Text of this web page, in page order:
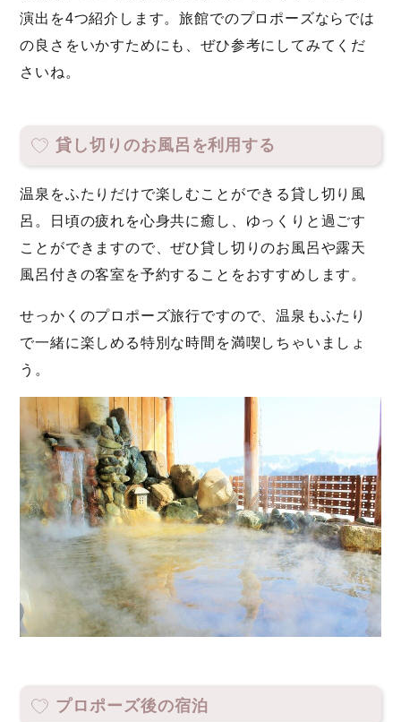
演出を4つ紹介します。旅館でのプロポーズならでは
の良さをいかすためにも、ぜひ参考にしてみてくだ
さいね。
貸し切りのお風呂を利用する
温泉をふたりだけで楽しむことができる貸し切り風
呂。日頃の疲れを心身共に癒し、ゆっくりと過ごす
ことができますので、ぜひ貸し切りのお風呂や露天
風呂付きの客室を予約することをおすすめします。
せっかくのプロポーズ旅行ですので、温泉もふたり
で一緒に楽しめる特別な時間を満喫しちゃいましょ
う。
プロポーズ後の宿泊